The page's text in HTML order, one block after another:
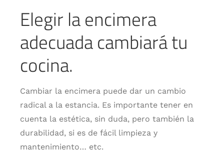
Elegir la encimera
adecuada cambiará tu
cocina.
Cambiar la encimera puede dar un cambio
radical a la estancia. Es importante tener en
cuenta la estética, sin duda, pero también la
durabilidad, si es de fácil limpieza y
mantenimiento… etc.